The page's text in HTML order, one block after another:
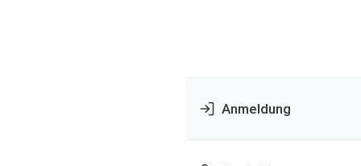
Anmeldung